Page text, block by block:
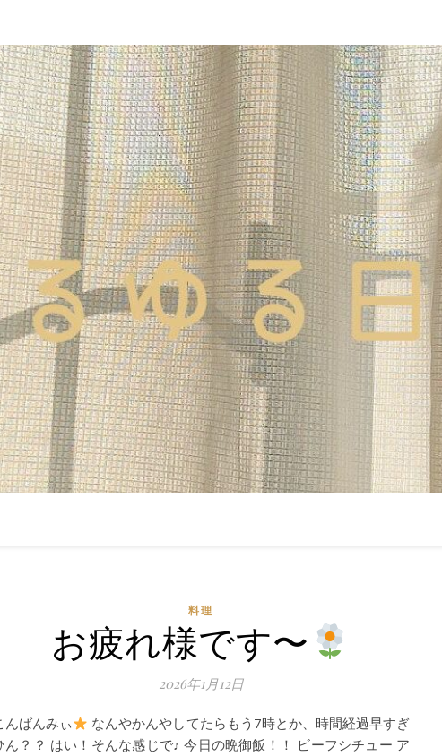
料理
お疲れ様です〜
2026年1月12日
んばんみぃ
なんやかんやしてたらもう7時とか、時間経過早すぎ
ん？？ はい！そんな感じで♪ 今日の晩御飯！！ ビーフシチュー ア